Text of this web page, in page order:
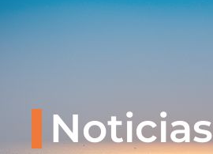
Noticias